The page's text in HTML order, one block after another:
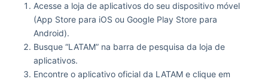
Acesse a loja de aplicativos do seu dispositivo móvel
(App Store para iOS ou Google Play Store para
Android).
Busque “LATAM” na barra de pesquisa da loja de
aplicativos.
Encontre o aplicativo oficial da LATAM e clique em